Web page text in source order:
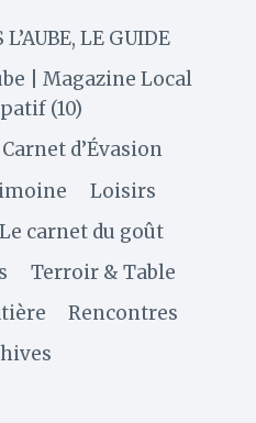
L’AUBE, LE GUIDE
| Magazine Local
(10)
d’Évasion
Loisirs
Le carnet du goût
Terroir & Table
Rencontres